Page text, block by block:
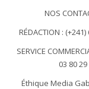
NOS
RÉDACTION :
SERVICE
03 80 29
Éthique Media